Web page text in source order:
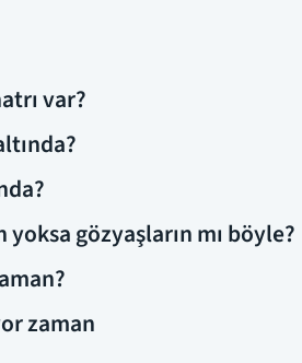
var?
gözyaşların mı böyle?
zaman